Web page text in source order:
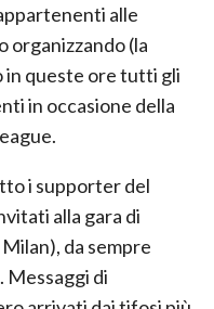
alle
organizzando (la
in queste ore tutti gli
in occasione della
i supporter del
alla gara di
da sempre
Messaggi di